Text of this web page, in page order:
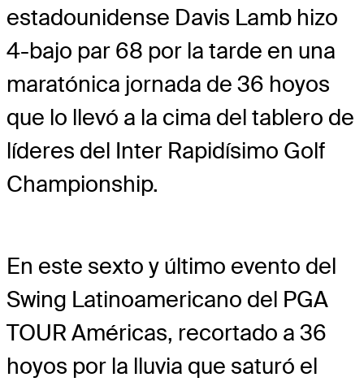
estadounidense Davis Lamb hizo
4-bajo par 68 por la tarde en una
maratónica jornada de 36 hoyos
que lo llevó a la cima del tablero de
líderes del Inter Rapidísimo Golf
Championship.
En este sexto y último evento del
Swing Latinoamericano del PGA
TOUR Américas, recortado a 36
hoyos por la lluvia que saturó el